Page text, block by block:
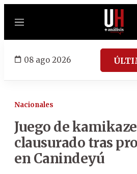
Menú
08 ago 2026
Nacionales
Juego de
clausurado tras
en Canindeyú